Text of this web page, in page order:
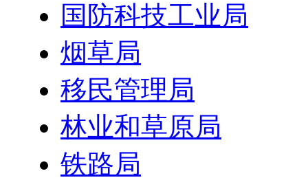
国防科技工业局
烟草局
移民管理局
林业和草原局
铁路局